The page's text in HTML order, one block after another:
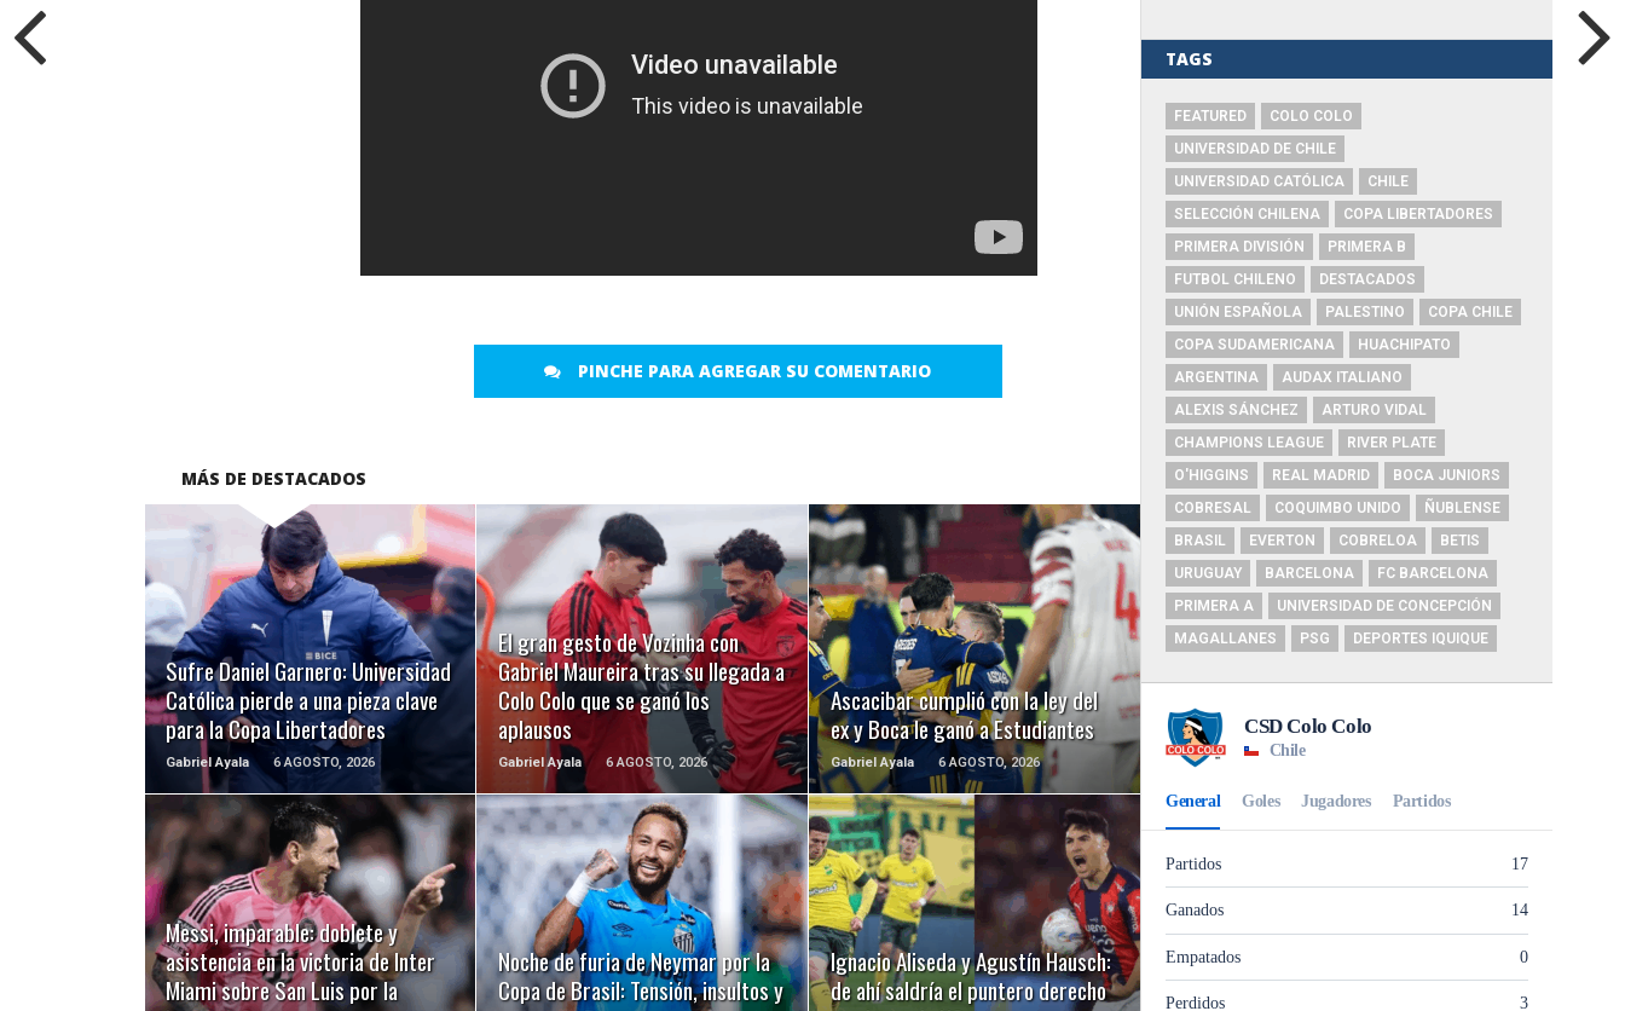
PINCHE PARA AGREGAR SU COMENTARIO
MÁS DE DESTACADOS
Sufre Daniel Garnero: Universidad
Católica pierde a una pieza clave
para la Copa Libertadores
Gabriel Ayala 6 AGOSTO, 2026
LEER MÁS
El gran gesto de Vozinha con
Gabriel Maureira tras su llegada a
Colo Colo que se ganó los
aplausos
Gabriel Ayala 6 AGOSTO, 2026
LEER MÁS
Ascacibar cumplió con la ley del
ex y Boca le ganó a Estudiantes
Gabriel Ayala 6 AGOSTO, 2026
LEER MÁS
Messi, imparable: doblete y
asistencia en la victoria de Inter
Miami sobre San Luis por la
LEER MÁS
Noche de furia de Neymar por la
Copa de Brasil: Tensión, insultos y
LEER MÁS
Ignacio Aliseda y Agustín Hausch:
de ahí saldría el puntero derecho
LEER MÁS
TAGS
FEATURED
COLO COLO
UNIVERSIDAD DE CHILE
UNIVERSIDAD CATÓLICA
CHILE
SELECCIÓN CHILENA
COPA LIBERTADORES
PRIMERA DIVISIÓN
PRIMERA B
FUTBOL CHILENO
DESTACADOS
UNIÓN ESPAÑOLA
PALESTINO
COPA CHILE
COPA SUDAMERICANA
HUACHIPATO
ARGENTINA
AUDAX ITALIANO
ALEXIS SÁNCHEZ
ARTURO VIDAL
CHAMPIONS LEAGUE
RIVER PLATE
O'HIGGINS
REAL MADRID
BOCA JUNIORS
COBRESAL
COQUIMBO UNIDO
ÑUBLENSE
BRASIL
EVERTON COBRELOA
BETIS
URUGUAY
BARCELONA
FC BARCELONA
PRIMERA A
UNIVERSIDAD DE CONCEPCIÓN
MAGALLANES
PSG DEPORTES IQUIQUE